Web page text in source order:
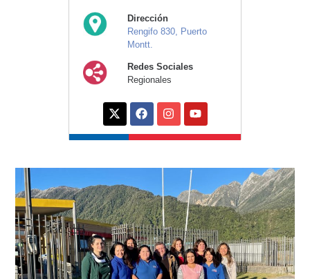
Dirección
Rengifo 830, Puerto
Montt.
Redes Sociales
Regionales